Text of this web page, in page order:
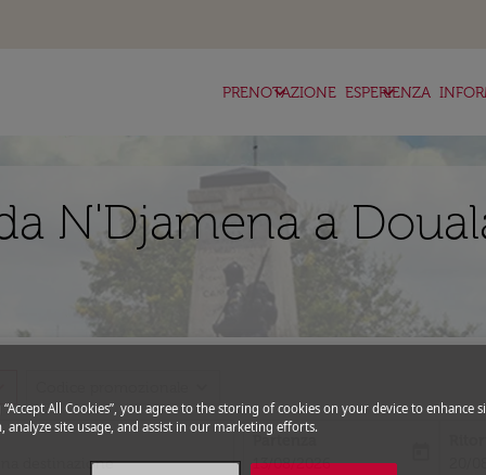
PRENOTAZIONE
keyboard_arrow_down ESPERIENZA
keyboard_arrow_down
N'Djamena a
Partenza
fc-booking-departure-date-aria-
13/08/2026
fc-
“Accept All Cookies”, you agree to the storing of cookies on your device to enhance
analyze site usage, and assist in our marketing efforts.